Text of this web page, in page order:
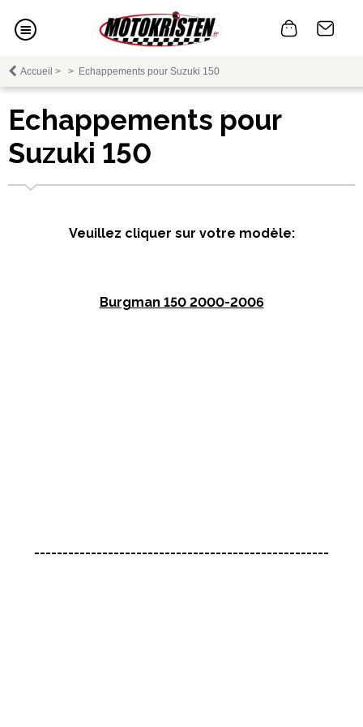
Accueil > > Echappements pour Suzuki 150
Echappements pour
Suzuki 150
Veuillez cliquer sur votre modèle:
Burgman 150 2000-2006
----------------------------------------------------